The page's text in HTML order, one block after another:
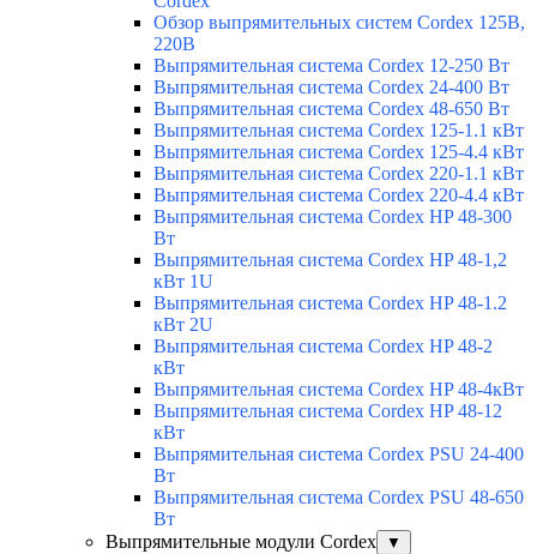
Обзор выпрямительных систем Cordex 125В,
220В
Выпрямительная система Cordex 12-250 Вт
Выпрямительная система Cordex 24-400 Вт
Выпрямительная система Cordex 48-650 Вт
Выпрямительная система Cordex 125-1.1 кВт
Выпрямительная система Cordex 125-4.4 кВт
Выпрямительная система Cordex 220-1.1 кВт
Выпрямительная система Cordex 220-4.4 кВт
Выпрямительная система Cordex HP 48-300
Вт
Выпрямительная система Cordex HP 48-1,2
кВт 1U
Выпрямительная система Cordex HP 48-1.2
кВт 2U
Выпрямительная система Cordex HP 48-2
кВт
Выпрямительная система Cordex HP 48-4кВт
Выпрямительная система Cordex HP 48-12
кВт
Выпрямительная система Cordex PSU 24-400
Вт
Выпрямительная система Cordex PSU 48-650
Вт
Выпрямительные модули Cordex
▼